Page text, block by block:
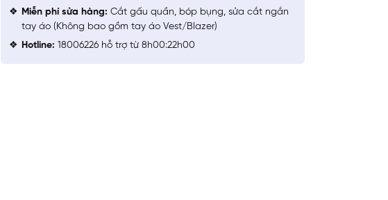
Miễn phí sửa hàng: Cắt gấu quần, bóp bụng, sửa cắt ngắn
tay áo (Không bao gồm tay áo Vest/Blazer)
Hotline: 18006226 hỗ trợ từ 8h00:22h00